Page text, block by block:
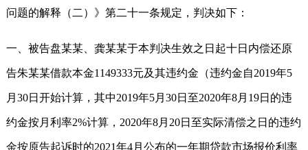
问题的解释（二）》第二十一条规定，判决如下：
一、被告盘某某、龚某某于本判决生效之日起十日内偿还原
告朱某某借款本金1149333元及其违约金（违约金自2019年5
月30日开始计算，其中2019年5月30日至2020年8月19日的违
约金按月利率2%计算，2020年8月20日至实际清偿之日的违约
金按原告起诉时的2021年4月公布的一年期贷款市场报价利率